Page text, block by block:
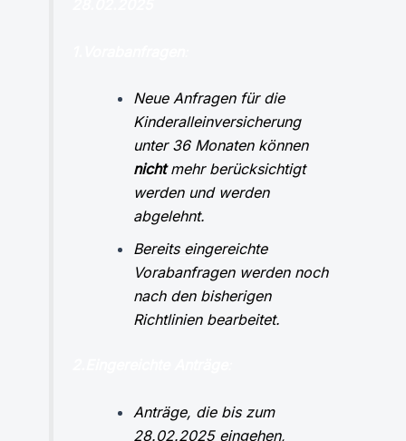
NeueAnfragen für die
Kinderalleinversicherung
unter 36 Monaten können
nichtmehr berücksichtigt
werden und werden
abgelehnt.
Bereits eingereichte
Vorabanfragen werden noch
nach den bisherigen
Richtlinien bearbeitet.
Anträge, die bis zum
28.02.2025 eingehen,